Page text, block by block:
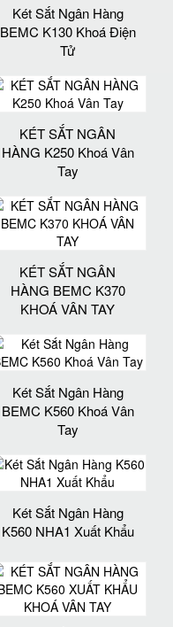
Két Sắt Ngân Hàng
BEMC K130 Khoá Điện
Tử
KÉT SẮT NGÂN
HÀNG K250 Khoá Vân
Tay
KÉT SẮT NGÂN
HÀNG BEMC K370
KHOÁ VÂN TAY
Két Sắt Ngân Hàng
BEMC K560 Khoá Vân
Tay
Két Sắt Ngân Hàng
K560 NHA1 Xuất Khẩu